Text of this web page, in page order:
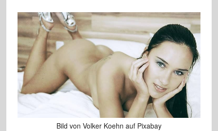
Bild von Volker Koehn auf Pixabay